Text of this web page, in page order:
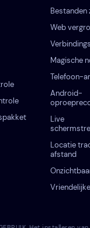
Bestanden
Web
Magische
Telefoon-
Android-
Live
Locatie
afstand